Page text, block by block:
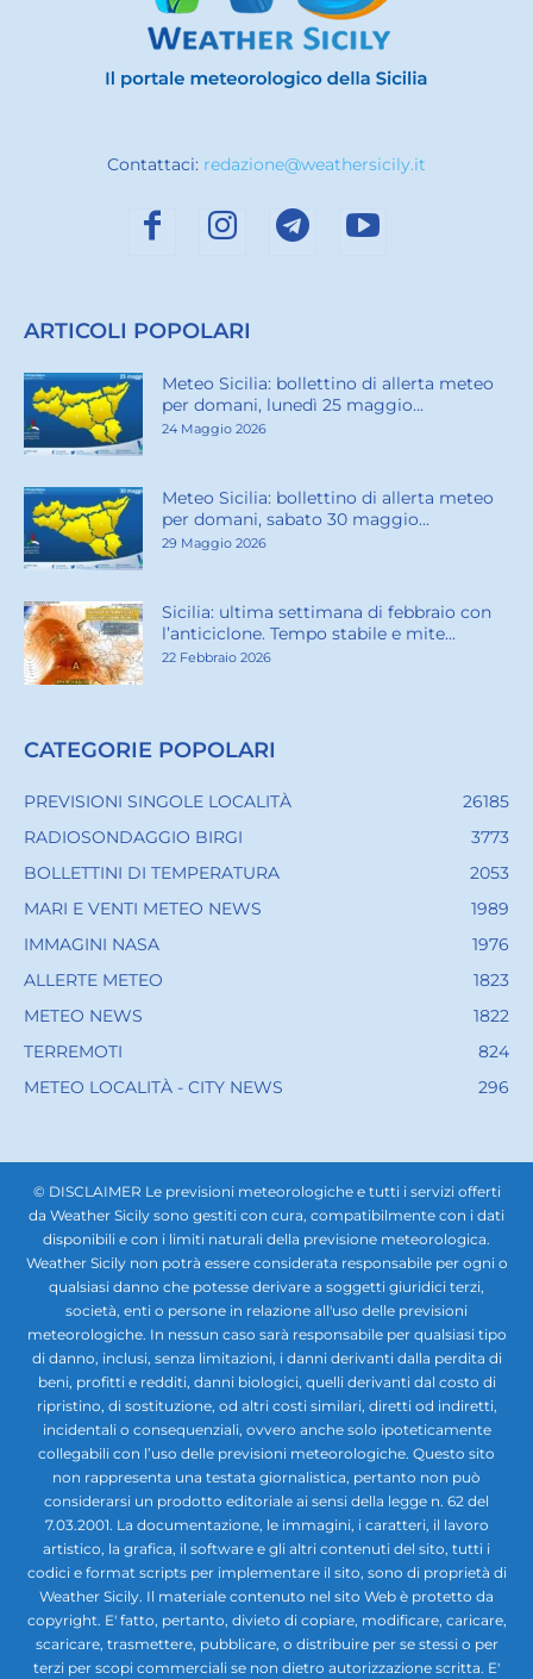
Contattaci: redazione@weathersicily.it
ARTICOLI POPOLARI
Meteo Sicilia: bollettino di allerta meteo
per domani, lunedì 25 maggio...
24 Maggio 2026
Meteo Sicilia: bollettino di allerta meteo
per domani, sabato 30 maggio...
29 Maggio 2026
Sicilia: ultima settimana di febbraio con
l’anticiclone. Tempo stabile e mite...
22 Febbraio 2026
CATEGORIE POPOLARI
PREVISIONI SINGOLE LOCALITÀ
26185
RADIOSONDAGGIO BIRGI
3773
BOLLETTINI DI TEMPERATURA
2053
MARI E VENTI METEO NEWS
1989
IMMAGINI NASA
1976
ALLERTE METEO
1823
METEO NEWS
1822
TERREMOTI
824
METEO LOCALITÀ - CITY NEWS
296
© DISCLAIMER Le previsioni meteorologiche e tutti i servizi offerti
da Weather Sicily sono gestiti con cura, compatibilmente con i dati
disponibili e con i limiti naturali della previsione meteorologica.
Weather Sicily non potrà essere considerata responsabile per ogni o
qualsiasi danno che potesse derivare a soggetti giuridici terzi,
società, enti o persone in relazione all'uso delle previsioni
meteorologiche. In nessun caso sarà responsabile per qualsiasi tipo
di danno, inclusi, senza limitazioni, i danni derivanti dalla perdita di
beni, profitti e redditi, danni biologici, quelli derivanti dal costo di
ripristino, di sostituzione, od altri costi similari, diretti od indiretti,
incidentali o consequenziali, ovvero anche solo ipoteticamente
collegabili con l’uso delle previsioni meteorologiche. Questo sito
non rappresenta una testata giornalistica, pertanto non può
considerarsi un prodotto editoriale ai sensi della legge n. 62 del
7.03.2001. La documentazione, le immagini, i caratteri, il lavoro
artistico, la grafica, il software e gli altri contenuti del sito, tutti i
codici e format scripts per implementare il sito, sono di proprietà di
Weather Sicily. Il materiale contenuto nel sito Web è protetto da
copyright. E' fatto, pertanto, divieto di copiare, modificare, caricare,
scaricare, trasmettere, pubblicare, o distribuire per se stessi o per
terzi per scopi commerciali se non dietro autorizzazione scritta. E'